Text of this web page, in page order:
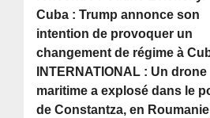
Cuba : Trump annonce son
intention de provoquer un
changement de régime à
INTERNATIONAL : Un drone
maritime a explosé dans le
de Constantza, en